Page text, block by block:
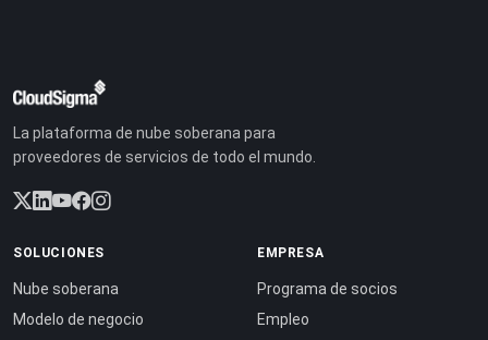
La plataforma de nube soberana para
proveedores de servicios de todo el mundo.
SOLUCIONES
Nube soberana
Modelo de negocio
EMPRESA
Programa de socios
Empleo